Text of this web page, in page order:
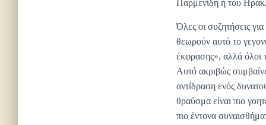
Παρμενίδη ή του
Όλες οι συζητήσεις
θεωρούν αυτό το
έκφρασης», αλλά όλοι
Αυτό ακριβώς
αντίδραση ενός
θραύσμα είναι πιο
πιο έντονα